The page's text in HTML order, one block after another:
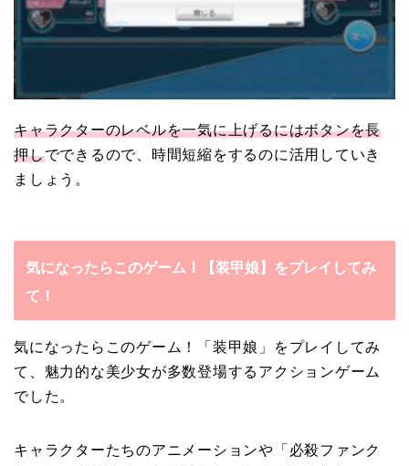
キャラクターのレベルを一気に上げるにはボタンを長
押しでできるので、時間短縮をするのに活用していき
ましょう。
気になったらこのゲーム！【装甲娘】をプレイしてみ
て！
気になったらこのゲーム！「装甲娘」をプレイしてみ
て、魅力的な美少女が多数登場するアクションゲーム
でした。
キャラクターたちのアニメーションや「必殺ファンク